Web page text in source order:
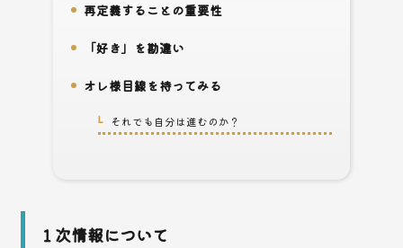
2.
再定義することの重要性
「好き」を勘違い
4.オレ様目線を持ってみる
4-1.それでも自分は進むのか？
１次情報について